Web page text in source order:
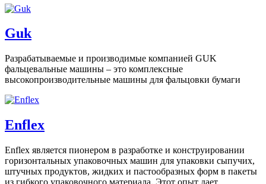
Guk
Разрабатываемые и производимые компанией GUK
фальцевальные машины – это комплексные
высокопроизводительные машины для фальцовки бумаги
Enflex
Enflex является пионером в разработке и конструировании
горизонтальных упаковочных машин для упаковки сыпучих,
штучных продуктов, жидких и пастообразных форм в пакеты